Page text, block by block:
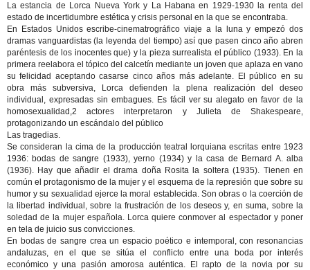
La estancia de Lorca Nueva York y La Habana en 1929-1930 la renta del
estado de incertidumbre estética y crisis personal en la que se encontraba.
En Estados Unidos escribe-cinematrográfico viaje a la luna y empezó dos
dramas vanguardistas (la leyenda del tiempo) así que pasen cinco año abren
paréntesis de los inocentes que) y la pieza surrealista el público (1933). En la
primera reelabora el tópico del calcetín mediante un joven que aplaza en vano
su felicidad aceptando casarse cinco años más adelante. El público en su
obra más subversiva, Lorca defienden la plena realización del deseo
individual, expresadas sin embagues. Es fácil ver su alegato en favor de la
homosexualidad,2 actores interpretaron y Julieta de Shakespeare,
protagonizando un escándalo del público
Las tragedias.
Se consideran la cima de la producción teatral lorquiana escritas entre 1923
1936: bodas de sangre (1933), yerno (1934) y la casa de Bernard A. alba
(1936). Hay que añadir el drama doña Rosita la soltera (1935). Tienen en
común el protagonismo de la mujer y el esquema de la represión que sobre su
humor y su sexualidad ejerce la moral establecida. Son obras o la coerción de
la libertad individual, sobre la frustración de los deseos y, en suma, sobre la
soledad de la mujer española. Lorca quiere conmover al espectador y poner
en tela de juicio sus convicciones.
En bodas de sangre crea un espacio poético e intemporal, con resonancias
andaluzas, en el que se sitúa el conflicto entre una boda por interés
económico y una pasión amorosa auténtica. El rapto de la novia por su